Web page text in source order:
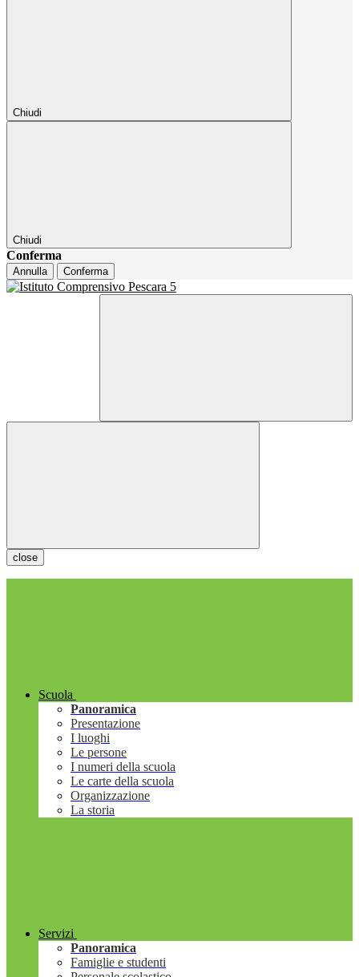
Chiudi
Chiudi
Conferma
Annulla Conferma
close
Scuola
Panoramica
Presentazione
I luoghi
Le persone
I numeri della scuola
Le carte della scuola
Organizzazione
La storia
Servizi
Panoramica
Famiglie e studenti